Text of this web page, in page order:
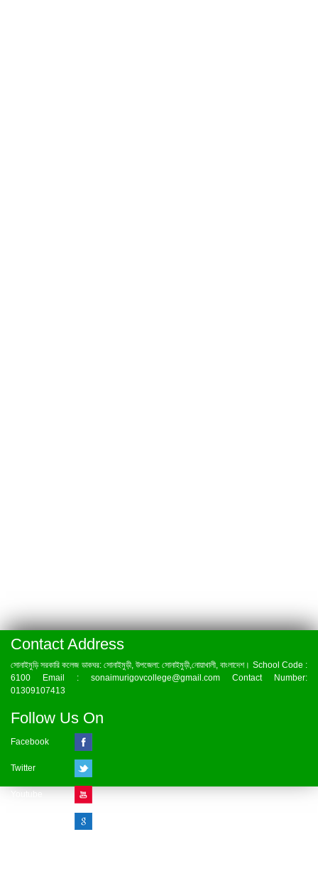
Contact Address
সোনাইমুড়ি সরকারি কলেজ ডাকঘর: সোনাইমুড়ী, উপজেলা: সোনাইমুড়ী,নোয়াখালী, বাংলাদেশ। School Code :
6100 Email : sonaimurigovcollege@gmail.com Contact Number:
01309107413
Follow Us On
Facebook
Twitter